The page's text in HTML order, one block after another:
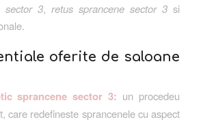
sector 3, retus sprancene sector 3 si
oferite de saloane
sprancene sector 3: un procedeu
care redefineste sprancenele cu aspect